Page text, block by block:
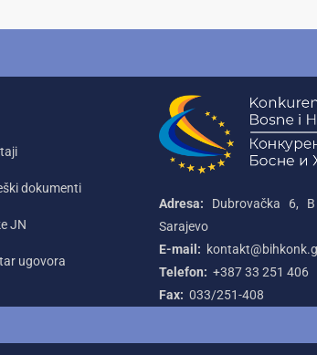
dokumenti
JN
ugovora
Adresa: Dubrovačka 6,
Sarajevo
E-mail:
Telefon: +387‌ 33‌ 251‌ 406
Fax: 033/251-408